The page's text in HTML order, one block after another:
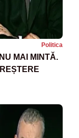
Politica
MAI MINTĂ.